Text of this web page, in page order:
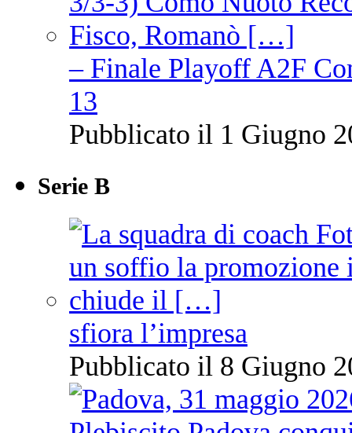
– Finale Playoff A2F
13
Pubblicato il 1 Giugno
Serie B
sfiora l’impresa
Pubblicato il 8 Giugno